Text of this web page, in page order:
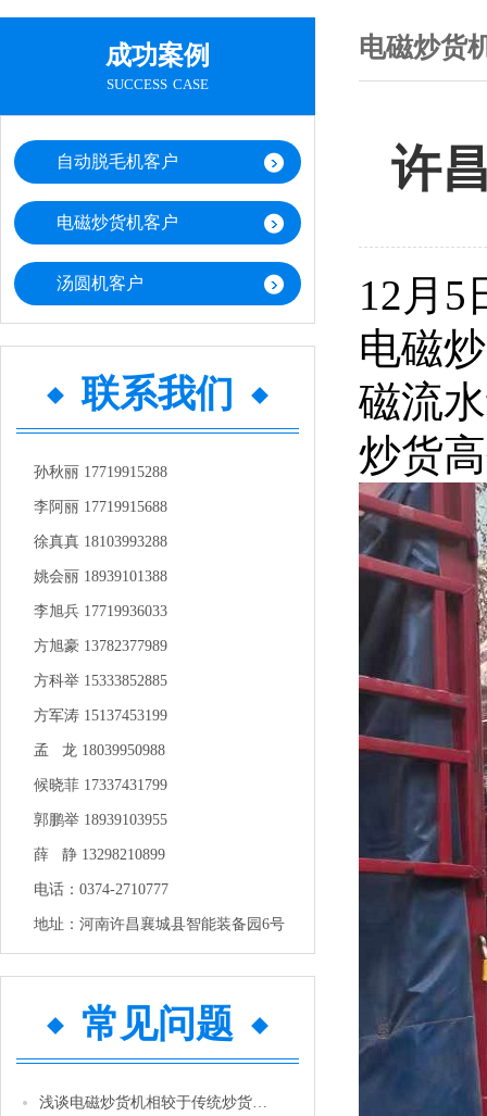
成功案例
success case
自动脱毛机客户
电磁炒货机客户
汤圆机客户
联系我们
孙秋丽 17719915288
李阿丽 17719915688
徐真真 18103993288
姚会丽 18939101388
李旭兵 17719936033
方旭豪 13782377989
方科举 15333852885
方军涛 15137453199
孟 龙 18039950988
候晓菲 17337431799
郭鹏举 18939103955
薛 静 13298210899
电话：0374-2710777
地址：河南许昌襄城县智能装备园6号
常见问题
浅谈电磁炒货机相较于传统炒货机的优势
电磁炒货
许
12月5
电磁
磁流
炒货